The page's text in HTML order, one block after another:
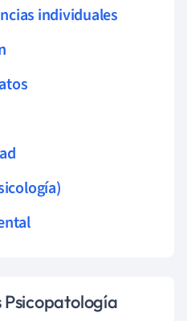
individuales
Psicopatología